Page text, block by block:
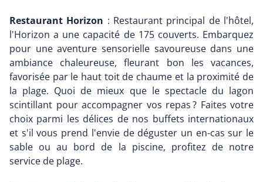
Restaurant Horizon : Restaurant principal de l'hôtel,
l'Horizon a une capacité de 175 couverts. Embarquez
pour une aventure sensorielle savoureuse dans une
ambiance chaleureuse, fleurant bon les vacances,
favorisée par le haut toit de chaume et la proximité de
la plage. Quoi de mieux que le spectacle du lagon
scintillant pour accompagner vos repas ? Faites votre
choix parmi les délices de nos buffets internationaux
et s'il vous prend l'envie de déguster un en-cas sur le
sable ou au bord de la piscine, profitez de notre
service de plage.